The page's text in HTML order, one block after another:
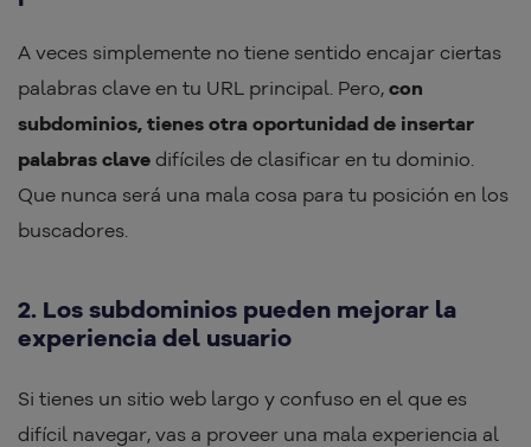
A veces simplemente no tiene sentido encajar ciertas
palabras clave en tu URL principal. Pero, con
subdominios, tienes otra oportunidad de insertar
palabras clave difíciles de clasificar en tu dominio.
Que nunca será una mala cosa para tu posición en los
buscadores.
2. Los subdominios pueden mejorar la
experiencia del usuario
Si tienes un sitio web largo y confuso en el que es
difícil navegar, vas a proveer una mala experiencia al